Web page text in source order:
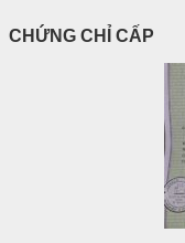
CHỨNG CHỈ CẤP